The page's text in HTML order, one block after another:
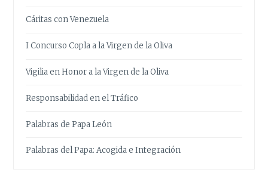
Cáritas con Venezuela
I Concurso Copla a la Virgen de la Oliva
Vigilia en Honor a la Virgen de la Oliva
Responsabilidad en el Tráfico
Palabras de Papa León
Palabras del Papa: Acogida e Integración